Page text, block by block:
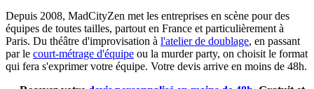
Depuis 2008, MadCityZen met les entreprises en scène pour des
équipes de toutes tailles, partout en France et particulièrement à
Paris. Du théâtre d'improvisation à l'atelier de doublage, en passant
par le court-métrage d'équipe ou la murder party, on choisit le format
qui fera s'exprimer votre équipe. Votre devis arrive en moins de 48h.